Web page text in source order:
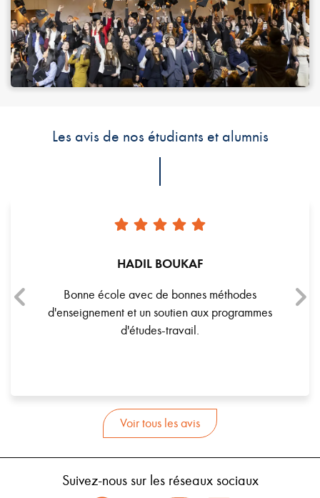
Les avis de nos étudiants et alumnis
méthodes
programmes
MALAK HERRAG
Excellente école avec une équipe
Merci à Abdel, le fantastique et toujours
disponible responsable administratif.
Voir tous les avis
Suivez-nous sur les réseaux sociaux